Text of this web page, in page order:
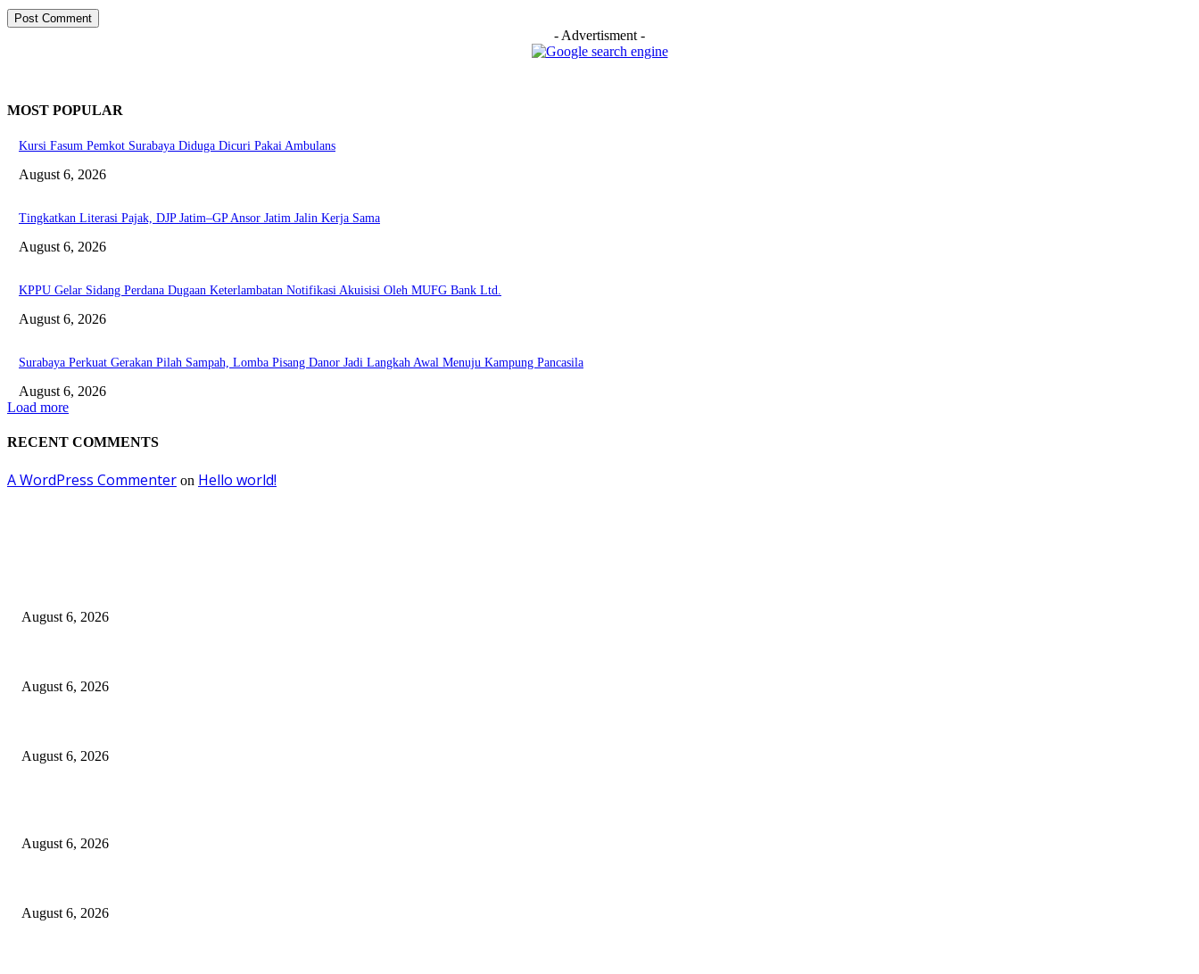
- Advertisment -
MOST POPULAR
Kursi Fasum Pemkot Surabaya Diduga Dicuri Pakai Ambulans
August 6, 2026
Tingkatkan Literasi Pajak, DJP Jatim–GP Ansor Jatim Jalin Kerja Sama
August 6, 2026
KPPU Gelar Sidang Perdana Dugaan Keterlambatan Notifikasi Akuisisi Oleh MUFG Bank Ltd.
August 6, 2026
Surabaya Perkuat Gerakan Pilah Sampah, Lomba Pisang Danor Jadi Langkah Awal Menuju Kampung Pancasila
August 6, 2026
Load more
RECENT COMMENTS
A WordPress Commenter on Hello world!
August 6, 2026
August 6, 2026
August 6, 2026
August 6, 2026
August 6, 2026